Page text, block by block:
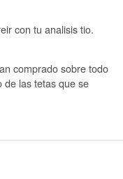
con tu analisis tio.
comprado sobre todo
de las tetas que se